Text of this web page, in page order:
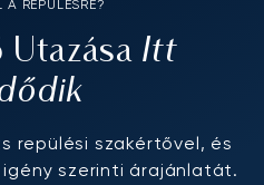
A REPÜLÉSRE?
Utazása Itt
repülési szakértővel, és
szerinti árajánlatát.